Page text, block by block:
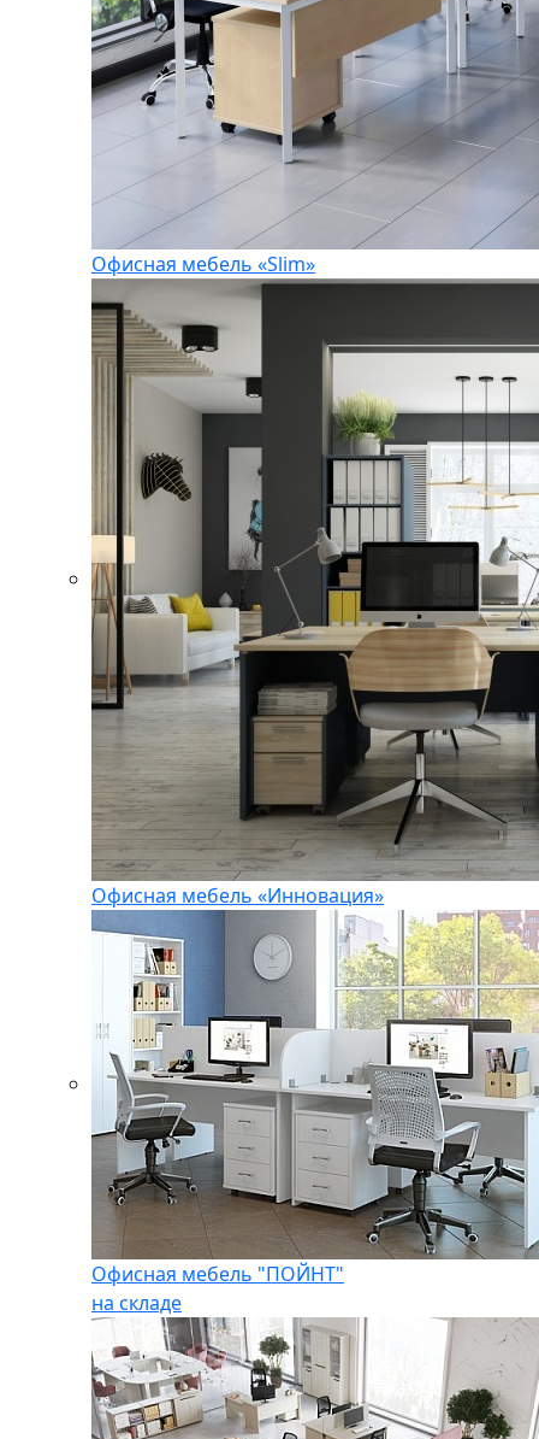
Офисная мебель «Slim»
Офисная мебель «Инновация»
Офисная мебель "ПОЙНТ"
на складе